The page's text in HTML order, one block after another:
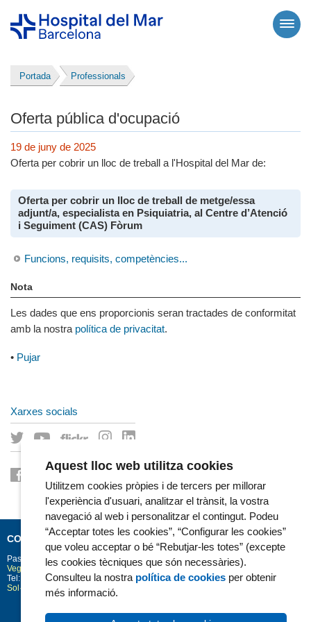
Portada Professionals
Oferta pública d'ocupació
19 de juny de 2025
Oferta per cobrir un lloc de treball a l'Hospital del Mar de:
Oferta per cobrir un lloc de treball de metge/essa
adjunt/a, especialista en Psiquiatria, al Centre d’Atenció
i Seguiment (CAS) Fòrum
Funcions, requisits, competències...
Nota
Les dades que ens proporcionis seran tractades de conformitat
amb la nostra política de privacitat.
• Pujar
Xarxes socials
CONTACTE
Passeig Marítim 25-29 Barcelona 08003
Vegeu la situació a Google Maps
Tel: 93 248 30 00 · Fax: 93 248 32 54
Sol·licitud d'informació
Aquest lloc web utilitza cookies
Utilitzem cookies pròpies i de tercers per millorar
l'experiència d'usuari, analitzar el trànsit, la vostra
navegació al web i personalitzar el contingut. Podeu
“Acceptar totes les cookies”, “Configurar les cookies”
que voleu acceptar o bé “Rebutjar-les totes” (excepte
les cookies tècniques que són necessàries).
Consulteu la nostra política de cookies per obtenir
més informació.